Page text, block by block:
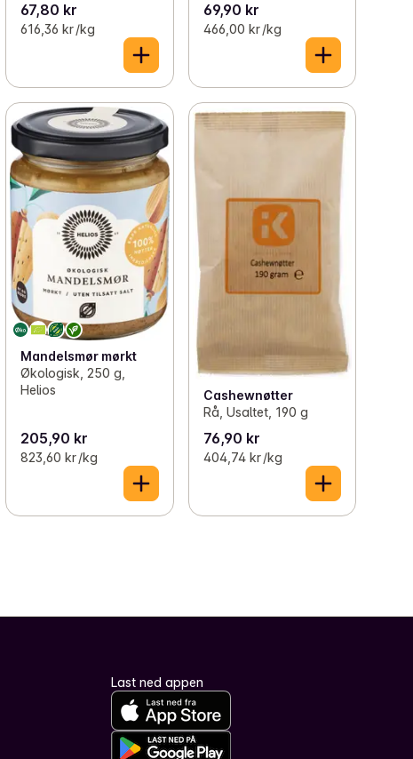
67,80 kr
616,36 kr /kg
69,90 kr
466,00 kr /kg
Mandelsmør mørkt
Økologisk, 250 g,
Helios
205,90 kr
823,60 kr /kg
Cashewnøtter
Rå, Usaltet, 190 g
76,90 kr
404,74 kr /kg
Last ned appen